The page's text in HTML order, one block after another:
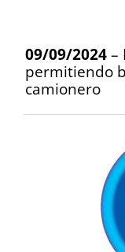
09/09/2024 –
permitiendo
camionero